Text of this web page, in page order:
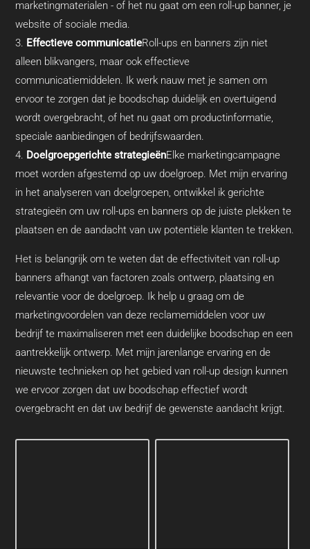
marketingmaterialen - of het nu gaat om een roll-up banner, je
website of sociale media.
Effectieve communicatieRoll-ups en banners zijn niet
alleen blikvangers, maar ook effectieve
communicatiemiddelen. Ik werk nauw met je samen om
ervoor te zorgen dat je boodschap duidelijk en overtuigend
wordt overgebracht, of het nu gaat om productinformatie,
speciale aanbiedingen of bedrijfswaarden.
Doelgroepgerichte strategieënElke marketingcampagne
moet worden afgestemd op uw doelgroep. Met mijn ervaring
in het analyseren van doelgroepen, ontwikkel ik gerichte
strategieën om uw roll-ups en banners op de juiste plekken te
plaatsen en de aandacht van uw potentiële klanten te trekken.
Het is belangrijk om te weten dat de effectiviteit van roll-up
banners afhangt van factoren zoals ontwerp, plaatsing en
relevantie voor de doelgroep. Ik help u graag om de
marketingvoordelen van deze reclamemiddelen voor uw
bedrijf te maximaliseren met een duidelijke boodschap en een
aantrekkelijk ontwerp. Met mijn jarenlange ervaring en de
nieuwste technieken op het gebied van roll-up design kunnen
we ervoor zorgen dat uw boodschap effectief wordt
overgebracht en dat uw bedrijf de gewenste aandacht krijgt.